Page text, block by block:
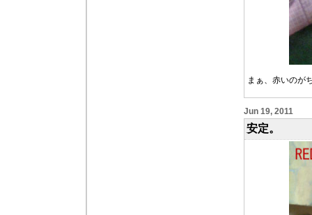
まぁ、赤いのが
Jun 19, 2011
安定。